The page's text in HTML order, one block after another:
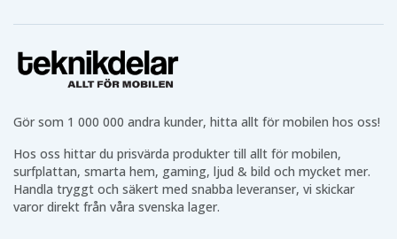
Gör som 1 000 000 andra kunder, hitta allt för mobilen hos oss!
Hos oss hittar du prisvärda produkter till allt för mobilen,
surfplattan, smarta hem, gaming, ljud & bild och mycket mer.
Handla tryggt och säkert med snabba leveranser, vi skickar
varor direkt från våra svenska lager.